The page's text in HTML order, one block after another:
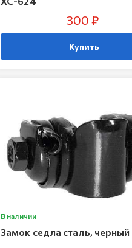
300 ₽
Купить
В наличии
Замок седла сталь, черный